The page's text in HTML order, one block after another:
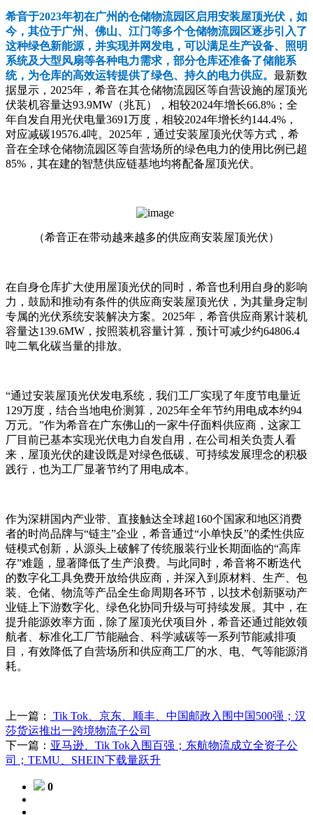
希音于2023年初在广州的仓储物流园区启用安装屋顶光伏，如
今，其位于广州、佛山、江门等多个仓储物流园区逐步引入了
这种绿色新能源，并实现并网发电，可以满足生产设备、照明
系统及大型风扇等各种电力需求，部分仓库还准备了储能系
统，为仓库的高效运转提供了绿色、持久的电力供应。 最新数
据显示，2025年，希音在其仓储物流园区等自营设施的屋顶光
伏装机容量达93.9MW（兆瓦），相较2024年增长66.8%；全
年自发自用光伏电量3691万度，相较2024年增长约144.4%，
对应减碳19576.4吨。2025年，通过安装屋顶光伏等方式，希
音在全球仓储物流园区等自营场所的绿色电力的使用比例已超
85%，其在建的智慧供应链基地均将配备屋顶光伏。
（希音正在带动越来越多的供应商安装屋顶光伏）
在自身仓库扩大使用屋顶光伏的同时，希音也利用自身的影响
力，鼓励和推动有条件的供应商安装屋顶光伏，为其量身定制
专属的光伏系统安装解决方案。2025年，希音供应商累计装机
容量达139.6MW，按照装机容量计算，预计可减少约64806.4
吨二氧化碳当量的排放。
“通过安装屋顶光伏发电系统，我们工厂实现了年度节电量近
129万度，结合当地电价测算，2025年全年节约用电成本约94
万元。”作为希音在广东佛山的一家牛仔面料供应商，这家工
厂目前已基本实现光伏电力自发自用，在公司相关负责人看
来，屋顶光伏的建设既是对绿色低碳、可持续发展理念的积极
践行，也为工厂显著节约了用电成本。
作为深耕国内产业带、直接触达全球超160个国家和地区消费
者的时尚品牌与“链主”企业，希音通过“小单快反”的柔性供应
链模式创新，从源头上破解了传统服装行业长期面临的“高库
存”难题，显著降低了生产浪费。与此同时，希音将不断迭代
的数字化工具免费开放给供应商，并深入到原材料、生产、包
装、仓储、物流等产品全生命周期各环节，以技术创新驱动产
业链上下游数字化、绿色化协同升级与可持续发展。其中，在
提升能源效率方面，除了屋顶光伏项目外，希音还通过能效领
航者、标准化工厂节能融合、科学减碳等一系列节能减排项
目，有效降低了自营场所和供应商工厂的水、电、气等能源消
耗。
上一篇：
Tik Tok、京东、顺丰、中国邮政入围中国500强；汉
莎货运推出一跨境物流子公司
下一篇： 亚马逊、Tik Tok入围百强；东航物流成立全资子公
司；TEMU、SHEIN下载量跃升
0